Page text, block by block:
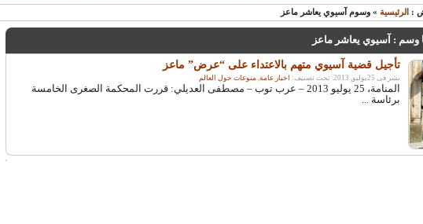
: الرئيسية » وسوم آسيوي يعاشر ماعز
وسم : آسيوي يعاشر ماعز
تأجيل قضية آسيوي متهم بالاعتداء على “عرض” ماعز
نشر فى 25يوليو, 2013. تحت تصنيف: اخبار عامة, منوعات حول العالم.
المنامة، 25 يوليو 2013 – عرب توب – مصطفى العديلي: قررت المحكمة الصغرى الخامسة
برئاسة ...